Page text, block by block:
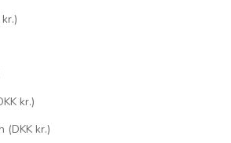
Filippinerne (DKK kr.)
Fransk Guyana (DKK kr.)
Fransk Polynesien (DKK kr.)